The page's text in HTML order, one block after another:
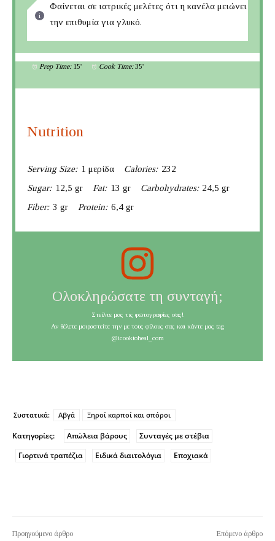
Φαίνεται σε ιατρικές μελέτες ότι η κανέλα μειώνει
την επιθυμία για γλυκό.
Prep Time: 15' Cook Time: 35'
Nutrition
Serving Size: 1 μερίδα Calories: 232
Sugar: 12,5 gr Fat: 13 gr Carbohydrates: 24,5 gr
Fiber: 3 gr Protein: 6,4 gr
Ολοκληρώσατε τη συνταγή;
Στείλτε μας τις φωτογραφίες σας!
Αν θέλετε μοιραστείτε την με τους φίλους σας και κάντε μας tag
@icooktoheal_com
Συστατικά: Αβγά Ξηροί καρποί και σπόροι
Κατηγορίες: Απώλεια βάρους
Συνταγές με στέβια
Γιορτινά τραπέζια
Ειδικά διαιτολόγια Εποχιακά
Προηγούμενο άρθρο Επόμενο άρθρο